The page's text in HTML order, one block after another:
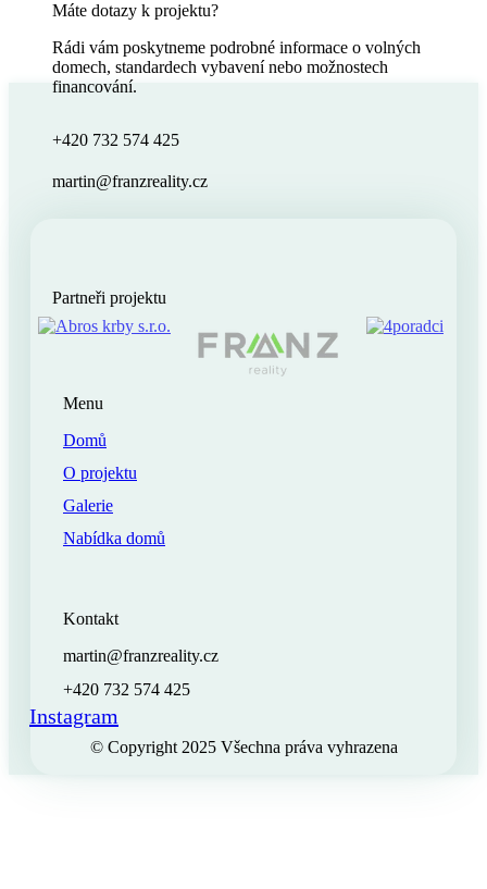
Máte dotazy k projektu?
Rádi vám poskytneme podrobné informace o volných
domech, standardech vybavení nebo možnostech
financování.
+420 732 574 425
martin@franzreality.cz
Partneři projektu
Menu
Domů
O projektu
Galerie
Nabídka domů
Kontakt
martin@franzreality.cz
+420 732 574 425
Instagram
© Copyright 2025 Všechna práva vyhrazena